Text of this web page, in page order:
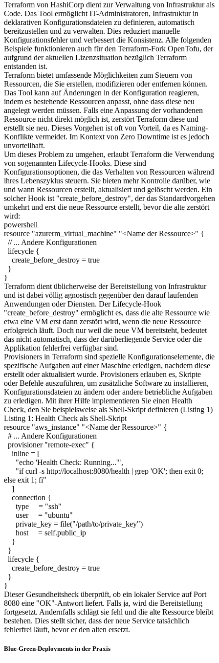
Terraform von HashiCorp dient zur Verwaltung von Infrastruktur als
Code. Das Tool ermöglicht IT-Administratoren, Infrastruktur in
deklarativen Konfigurationsdateien zu definieren, automatisch
bereitzustellen und zu verwalten. Dies reduziert manuelle
Konfigurationsfehler und verbessert die Konsistenz. Alle folgenden
Beispiele funktionieren auch für den Terraform-Fork OpenTofu, der
aufgrund der aktuellen Lizenzsituation bezüglich Terraform
entstanden ist.
Terraform bietet umfassende Möglichkeiten zum Steuern von
Ressourcen, die Sie erstellen, modifizieren oder entfernen können.
Das Tool kann auf Änderungen in der Konfiguration reagieren,
indem es bestehende Ressourcen anpasst, ohne dass diese neu
angelegt werden müssen. Falls eine Anpassung der vorhandenen
Ressource nicht direkt möglich ist, zerstört Terraform diese und
erstellt sie neu. Dieses Vorgehen ist oft von Vorteil, da es Naming-
Konflikte vermeidet. Im Kontext von Zero Downtime ist es jedoch
unvorteilhaft.
Um dieses Problem zu umgehen, erlaubt Terraform die Verwendung
von sogenannten Lifecycle-Hooks. Diese sind
Konfigurationsoptionen, die das Verhalten von Ressourcen während
ihres Lebenszyklus steuern. Sie bieten mehr Kontrolle darüber, wie
und wann Ressourcen erstellt, aktualisiert und gelöscht werden. Ein
solcher Hook ist "create_before_destroy", der das Standardvorgehen
umkehrt und erst die neue Ressource erstellt, bevor die alte zerstört
wird:
powershell
resource "azurerm_virtual_machine" "<Name der Ressource>" {
// ... Andere Konfigurationen
lifecycle {
create_before_destroy = true
}
}
Terraform dient üblicherweise der Bereitstellung von Infrastruktur
und ist dabei völlig agnostisch gegenüber den darauf laufenden
Anwendungen oder Diensten. Der Lifecycle-Hook
"create_before_destroy" ermöglicht es, dass die alte Ressource wie
etwa eine VM erst dann zerstört wird, wenn die neue Ressource
erfolgreich läuft. Doch nur weil die neue VM bereitsteht, bedeutet
das nicht automatisch, dass der darüberliegende Service oder die
Applikation fehlerfrei verfügbar sind.
Provisioners in Terraform sind spezielle Konfigurationselemente, die
spezifische Aufgaben auf einer Maschine erledigen, nachdem diese
erstellt oder aktualisiert wurde. Provisioners erlauben es, Skripte
oder Befehle auszuführen, um zusätzliche Software zu installieren,
Konfigurationsdateien zu ändern oder andere betriebliche Aufgaben
zu erledigen. Mit ihrer Hilfe implementieren Sie einen Health
Check, den Sie beispielsweise als Shell-Skript definieren (Listing 1)
Listing 1: Health Check als Shell-Skript
resource "aws_instance" "<Name der Ressource>" {
# ... Andere Konfigurationen
provisioner "remote-exec" {
inline = [
"echo 'Health Check: Running...'",
"if curl -s http://localhost:8080/health | grep 'OK'; then exit 0;
else exit 1; fi"
]
connection {
type = "ssh"
user = "ubuntu"
private_key = file("/path/to/private_key")
host = self.public_ip
}
}
lifecycle {
create_before_destroy = true
}
}
Dieser Gesundheitsheck überprüft, ob ein lokaler Service auf Port
8080 eine "OK"-Antwort liefert. Falls ja, wird die Bereitstellung
fortgesetzt. Andernfalls schlägt sie fehl und die alte Ressource bleibt
bestehen. Dies stellt sicher, dass der neue Service tatsächlich
fehlerfrei läuft, bevor er den alten ersetzt.
Blue-Green-Deployments in der Praxis